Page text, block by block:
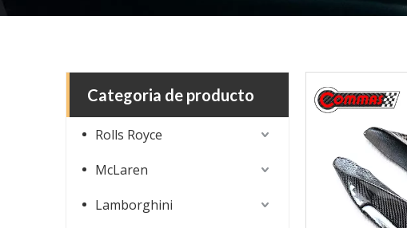
Categoria de producto
Rolls Royce
McLaren
Lamborghini